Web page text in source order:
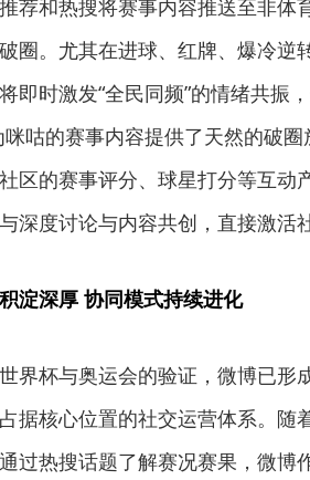
荐和热搜将赛事内容推送至非体
圈。尤其在进球、红牌、爆冷逆
即时激发“全民同频”的情绪共振
咪咕的赛事内容提供了天然的破
区的赛事评分、球星打分等互动
深度讨论与内容共创，直接激活
淀深厚 协同模式持续进化
界杯与奥运会的验证，微博已形
据核心位置的社交运营体系。随
过热搜话题了解赛况赛果，微博